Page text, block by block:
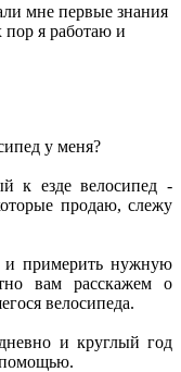
мне первые знания
пор я работаю и
у меня?
к езде велосипед -
продаю, слежу
и примерить нужную
вам расскажем о
велосипеда.
и круглый год
помощью.